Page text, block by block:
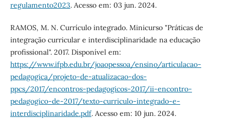
regulamento2023. Acesso em: 03 jun. 2024.
RAMOS, M. N. Currículo integrado. Minicurso "Práticas de
integração curricular e interdisciplinaridade na educação
profissional". 2017. Disponível em:
https://www.ifpb.edu.br/joaopessoa/ensino/articulacao-
pedagogica/projeto-de-atualizacao-dos-
ppcs/2017/encontros-pedagogicos-2017/ii-encontro-
pedagogico-de-2017/texto-curriculo-integrado-e-
interdisciplinaridade.pdf. Acesso em: 10 jun. 2024.